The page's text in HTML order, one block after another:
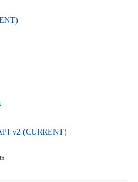
ラム
v2 (CURRENT)